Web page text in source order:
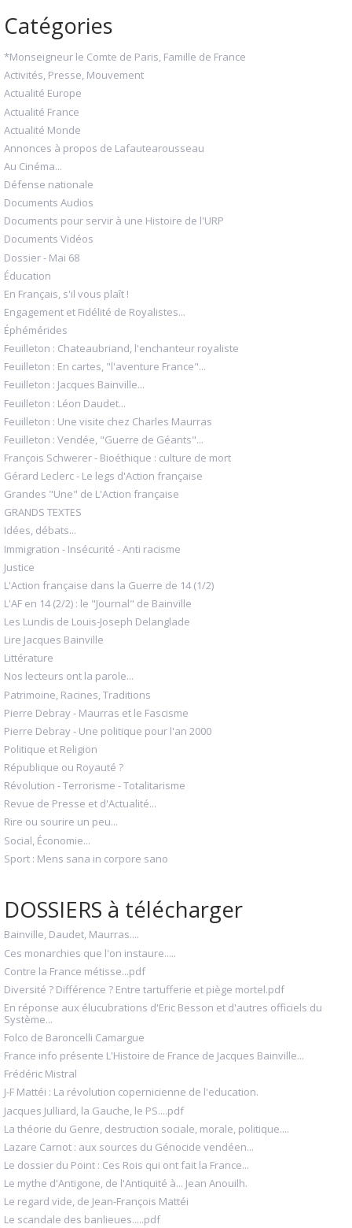
Catégories
*Monseigneur le Comte de Paris, Famille de France
Activités, Presse, Mouvement
Actualité Europe
Actualité France
Actualité Monde
Annonces à propos de Lafautearousseau
Au Cinéma...
Défense nationale
Documents Audios
Documents pour servir à une Histoire de l'URP
Documents Vidéos
Dossier - Mai 68
Éducation
En Français, s'il vous plaît !
Engagement et Fidélité de Royalistes...
Éphémérides
Feuilleton : Chateaubriand, l'enchanteur royaliste
Feuilleton : En cartes, "l'aventure France"...
Feuilleton : Jacques Bainville...
Feuilleton : Léon Daudet...
Feuilleton : Une visite chez Charles Maurras
Feuilleton : Vendée, "Guerre de Géants"...
François Schwerer - Bioéthique : culture de mort
Gérard Leclerc - Le legs d'Action française
Grandes "Une" de L'Action française
GRANDS TEXTES
Idées, débats...
Immigration - Insécurité - Anti racisme
Justice
L'Action française dans la Guerre de 14 (1/2)
L'AF en 14 (2/2) : le "Journal" de Bainville
Les Lundis de Louis-Joseph Delanglade
Lire Jacques Bainville
Littérature
Nos lecteurs ont la parole...
Patrimoine, Racines, Traditions
Pierre Debray - Maurras et le Fascisme
Pierre Debray - Une politique pour l'an 2000
Politique et Religion
République ou Royauté ?
Révolution - Terrorisme - Totalitarisme
Revue de Presse et d'Actualité...
Rire ou sourire un peu...
Social, Économie...
Sport : Mens sana in corpore sano
DOSSIERS à télécharger
Bainville, Daudet, Maurras....
Ces monarchies que l'on instaure.....
Contre la France métisse...pdf
Diversité ? Différence ? Entre tartufferie et piège mortel.pdf
En réponse aux élucubrations d'Eric Besson et d'autres officiels du
Système...
Folco de Baroncelli Camargue
France info présente L'Histoire de France de Jacques Bainville...
Frédéric Mistral
J-F Mattéi : La révolution copernicienne de l'education.
Jacques Julliard, la Gauche, le PS....pdf
La théorie du Genre, destruction sociale, morale, politique....
Lazare Carnot : aux sources du Génocide vendéen...
Le dossier du Point : Ces Rois qui ont fait la France...
Le mythe d'Antigone, de l'Antiquité à... Jean Anouilh.
Le regard vide, de Jean-François Mattéi
Le scandale des banlieues.....pdf